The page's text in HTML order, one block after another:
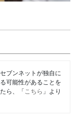
ブンネットが独自に
可能性があることを
ら、「 こちら 」より